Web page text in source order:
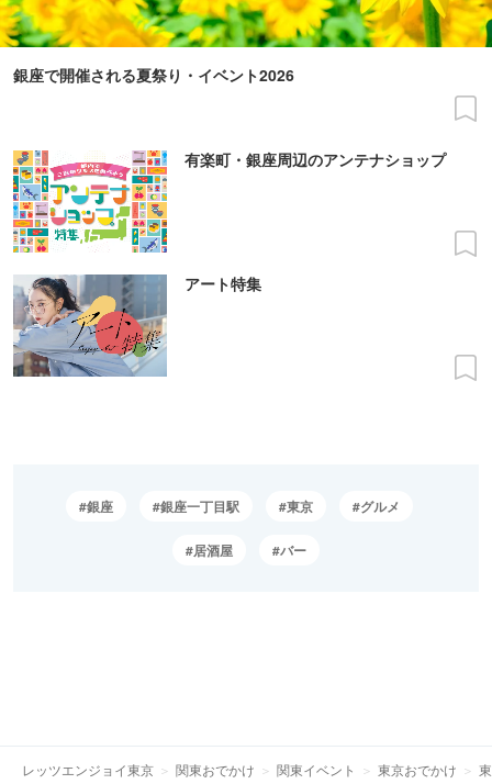
銀座で開催される夏祭り・イベント2026
有楽町・銀座周辺のアンテナショップ
アート特集
銀座 銀座一丁目駅 東京 グルメ
居酒屋 バー
レッツエンジョイ東京 関東おでかけ 関東イベント 東京おでかけ